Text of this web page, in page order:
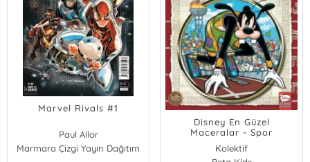
Marvel Rivals #1
Paul Allor
Marmara Çizgi Yayın Dağıtım
Disney En Güzel
Maceralar - Spor
Müsabakaları
Kolektif